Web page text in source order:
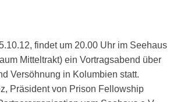
findet um 20.00 Uhr im Seehaus
Mitteltrakt) ein Vortragsabend über
Versöhnung in Kolumbien statt.
Präsident von Prison Fellowship